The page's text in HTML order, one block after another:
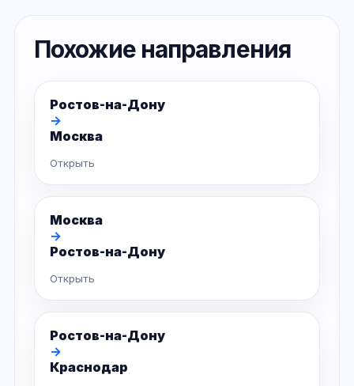
Похожие направления
Ростов-на-Дону
→
Москва
Открыть
Москва
→
Ростов-на-Дону
Открыть
Ростов-на-Дону
→
Краснодар